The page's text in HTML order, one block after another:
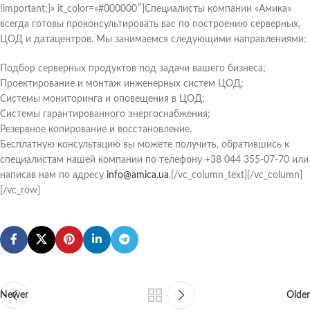
!important;}» it_color=»#000000″]Специалисты компании «Амика»
всегда готовы проконсультировать вас по построению серверных,
ЦОД и датацентров. Мы занимаемся следующими направлениями:
Подбор серверных продуктов под задачи вашего бизнеса;
Проектирование и монтаж инженерных систем ЦОД;
Системы мониторинга и оповещения в ЦОД;
Системы гарантированного энергоснабжения;
Резервное копирование и восстановление.
Бесплатную консультацию вы можете получить, обратившись к
специалистам нашей компании по телефону +38 044 355-07-70 или
написав нам по адресу info@amica.ua.[/vc_column_text][/vc_column]
[/vc_row]
Newer Older